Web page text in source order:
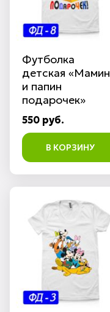
Футболка
детская «Мамин
и папин
подарочек»
550 руб.
В КОРЗИНУ